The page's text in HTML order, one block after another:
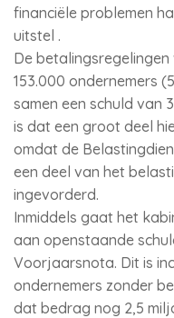
financiële problemen
uitstel .
De
153.000 ondernemers
samen een schuld van
is dat een groot deel
omdat de
een deel van het
ingevorderd.
Inmiddels gaat het
aan openstaande
Voorjaarsnota. Dit is
ondernemers zonder
dat bedrag nog 2,5